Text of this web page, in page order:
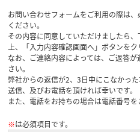
お問い合わせフォームをご利用の際は
ください。
その内容に同意していただけましたら
上、「入力内容確認画面へ」ボタンをク
なお、ご連絡内容によっては、ご返答
さい。
弊社からの返信が2、3日中にこなかっ
送信、及びお電話を頂ければ幸いです。
また、電話をお持ちの場合は電話番号を
※は必須項目です。